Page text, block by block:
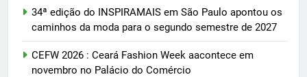
34ª edição do INSPIRAMAIS em São Paulo apontou os
caminhos da moda para o segundo semestre de 2027
CEFW 2026 : Ceará Fashion Week aacontece em
novembro no Palácio do Comércio